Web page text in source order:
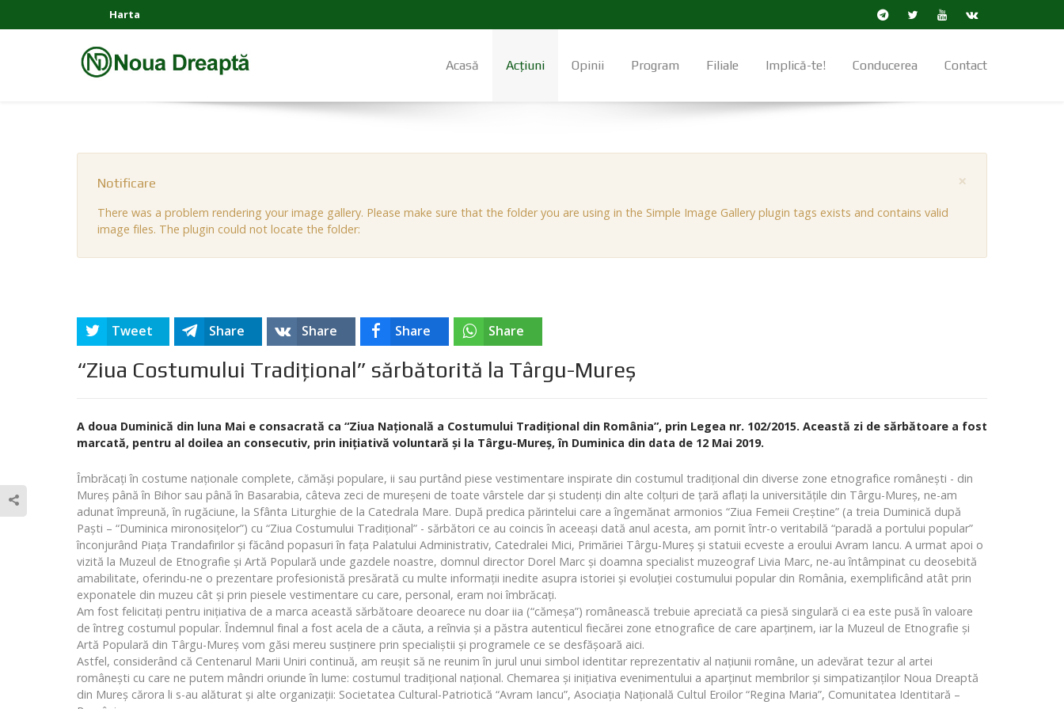
Harta
Acasă Acțiuni Opinii Program Filiale Implică-te! Conducerea Contact
×
Notificare
There was a problem rendering your image gallery. Please make sure that the folder you are using in the Simple Image Gallery plugin tags exists and contains valid
image files. The plugin could not locate the folder:
Tweet Share Share Share Share
“Ziua Costumului Tradiţional” sărbătorită la Târgu-Mureş
A doua Duminică din luna Mai e consacrată ca “Ziua Naţională a Costumului Tradiţional din România”, prin Legea nr. 102/2015. Această zi de sărbătoare a fost
marcată, pentru al doilea an consecutiv, prin iniţiativă voluntară şi la Târgu-Mureş, în Duminica din data de 12 Mai 2019.
Ȋmbrăcaţi în costume naţionale complete, cămăşi populare, ii sau purtând piese vestimentare inspirate din costumul tradiţional din diverse zone etnografice româneşti - din
Mureş până în Bihor sau până în Basarabia, câteva zeci de mureşeni de toate vârstele dar şi studenţi din alte colţuri de ţară aflaţi la universităţile din Târgu-Mureş, ne-am
adunat împreună, în rugăciune, la Sfânta Liturghie de la Catedrala Mare. După predica părintelui care a îngemănat armonios “Ziua Femeii Creştine” (a treia Duminică după
Paşti – “Duminica mironosiţelor”) cu “Ziua Costumului Tradiţional” - sărbători ce au coincis în aceeaşi dată anul acesta, am pornit într-o veritabilă “paradă a portului popular”
înconjurând Piaţa Trandafirilor şi făcând popasuri în faţa Palatului Administrativ, Catedralei Mici, Primăriei Târgu-Mureş şi statuii ecveste a eroului Avram Iancu. A urmat apoi o
vizită la Muzeul de Etnografie şi Artă Populară unde gazdele noastre, domnul director Dorel Marc şi doamna specialist muzeograf Livia Marc, ne-au întâmpinat cu deosebită
amabilitate, oferindu-ne o prezentare profesionistă presărată cu multe informaţii inedite asupra istoriei şi evoluţiei costumului popular din România, exemplificând atât prin
exponatele din muzeu cât şi prin piesele vestimentare cu care, personal, eram noi îmbrăcaţi.
Am fost felicitaţi pentru iniţiativa de a marca această sărbătoare deoarece nu doar iia (“cămeşa”) românească trebuie apreciată ca piesă singulară ci ea este pusă în valoare
de întreg costumul popular. Ȋndemnul final a fost acela de a căuta, a reînvia şi a păstra autenticul fiecărei zone etnografice de care aparţinem, iar la Muzeul de Etnografie şi
Artă Populară din Târgu-Mureş vom găsi mereu susţinere prin specialiştii şi programele ce se desfăşoară aici.
Astfel, considerând că Centenarul Marii Uniri continuă, am reuşit să ne reunim în jurul unui simbol identitar reprezentativ al naţiunii române, un adevărat tezur al artei
româneşti cu care ne putem mândri oriunde în lume: costumul tradiţional naţional. Chemarea şi iniţiativa evenimentului a aparţinut membrilor şi simpatizanţilor Noua Dreaptă
din Mureş cărora li s-au alăturat şi alte organizaţii: Societatea Cultural-Patriotică “Avram Iancu”, Asociaţia Naţională Cultul Eroilor “Regina Maria”, Comunitatea Identitară –